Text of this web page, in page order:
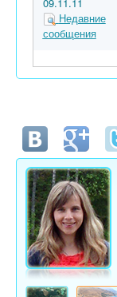
Недавние
сообщения